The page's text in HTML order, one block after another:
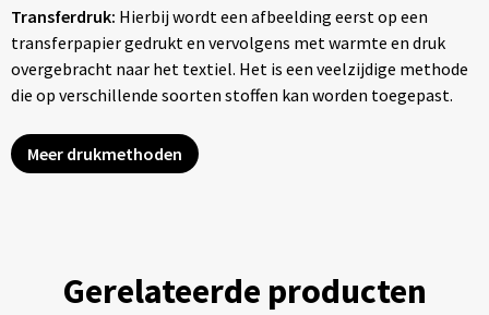
Transferdruk: Hierbij wordt een afbeelding eerst op een
transferpapier gedrukt en vervolgens met warmte en druk
overgebracht naar het textiel. Het is een veelzijdige methode
die op verschillende soorten stoffen kan worden toegepast.
Meer drukmethoden
Gerelateerde producten